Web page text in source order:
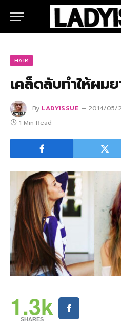
HAIR
เคล็ดลับทำให้ผมย
By LADYISSUE 2014/05/
1 Min Read
1.3k
SHARES